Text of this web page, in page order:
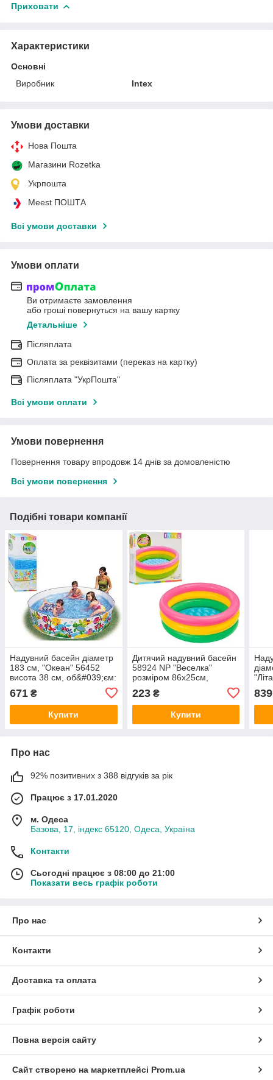
Приховати
Характеристики
Основні
Виробник
Intex
Умови доставки
Нова Пошта
Магазини Rozetka
Укрпошта
Meest ПОШТА
Всі умови доставки
Умови оплати
Ви отримаєте замовлення
або гроші повернуться на вашу картку
Детальніше
Післяплата
Оплата за реквізитами (переказ на картку)
Післяплата "УкрПошта"
Всі умови оплати
Умови повернення
Повернення товару впродовж 14 днів за домовленістю
Всі умови повернення
Подібні товари компанії
Надувний басейн діаметр
183 см, "Океан" 56452
висота 38 см, об&#039;єм:
671 ₴
Купити
Дитячий надувний басейн
58924 NP "Веселка"
розміром 86х25см,
0,55кг, від 1 до 3 років
223₴
Купити
839
Про нас
92% позитивних з 388 відгуків за рік
Працює з 17.01.2020
м. Одеса
Базова, 17, індекс 65120, Одеса, Україна
Контакти
Сьогодні працює з 08:00 до 21:00
Показати весь графік роботи
Про нас
Контакти
Доставка та оплата
Графік роботи
Повна версія сайту
Сайт створено на маркетплейсі Prom.ua